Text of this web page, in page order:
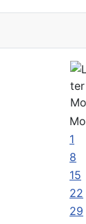
Mo
1
8
15
22
29